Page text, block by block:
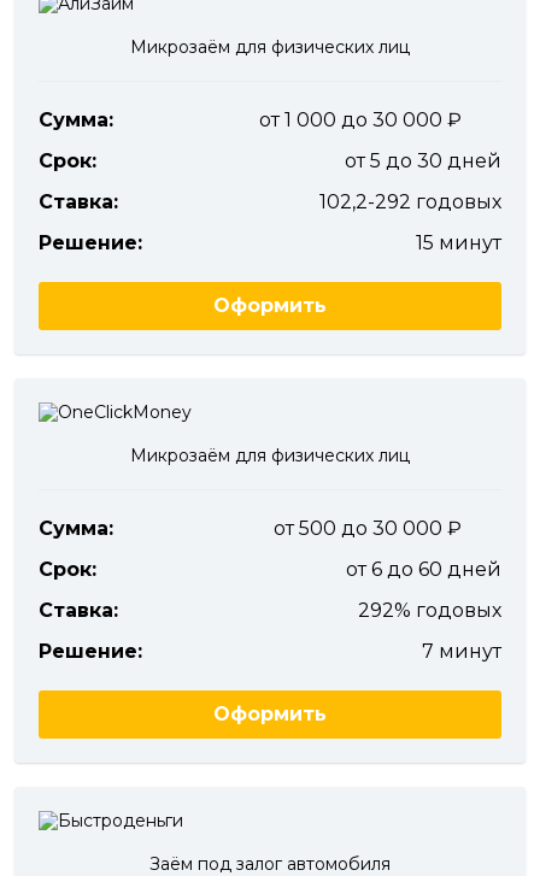
Микрозаём для физических лиц
Сумма:
от 1 000 до 30 000
Срок:
от 5 до 30 дней
Ставка:
102,2-292 годовых
Решение:
15 минут
Оформить
Микрозаём для физических лиц
Сумма:
от 500 до 30 000
Срок:
от 6 до 60 дней
Ставка:
292% годовых
Решение:
7 минут
Оформить
Заём под залог автомобиля